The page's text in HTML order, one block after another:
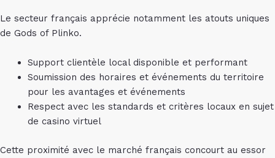
Le secteur français apprécie notamment les atouts uniques
de Gods of Plinko.
Support clientèle local disponible et performant
Soumission des horaires et événements du territoire
pour les avantages et événements
Respect avec les standards et critères locaux en sujet
de casino virtuel
Cette proximité avec le marché français concourt au essor